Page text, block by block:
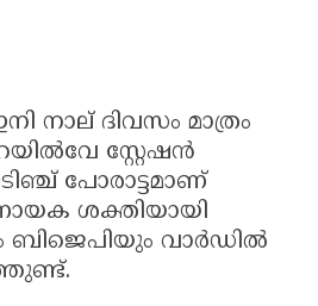
നാല് ദിവസം മാത്രം
സ്റ്റേഷൻ
പോരാട്ടമാണ്
ശക്തിയായി
വാർഡിൽ